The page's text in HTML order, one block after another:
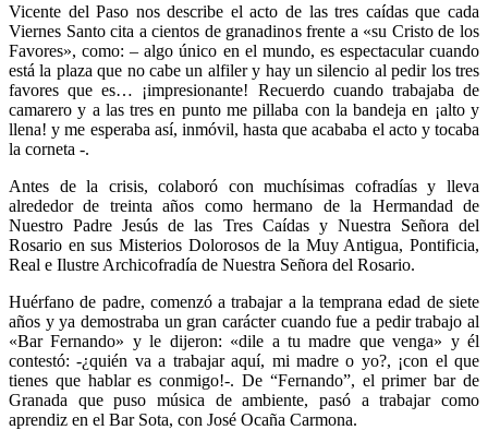
Vicente del Paso nos describe el acto de las tres caídas que cada
Viernes Santo cita a cientos de granadinos frente a «su Cristo de los
Favores», como: – algo único en el mundo, es espectacular cuando
está la plaza que no cabe un alfiler y hay un silencio al pedir los tres
favores que es… ¡impresionante! Recuerdo cuando trabajaba de
camarero y a las tres en punto me pillaba con la bandeja en ¡alto y
llena! y me esperaba así, inmóvil, hasta que acababa el acto y tocaba
la corneta -.
Antes de la crisis, colaboró con muchísimas cofradías y lleva
alrededor de treinta años como hermano de la Hermandad de
Nuestro Padre Jesús de las Tres Caídas y Nuestra Señora del
Rosario en sus Misterios Dolorosos de la Muy Antigua, Pontificia,
Real e Ilustre Archicofradía de Nuestra Señora del Rosario.
Huérfano de padre, comenzó a trabajar a la temprana edad de siete
años y ya demostraba un gran carácter cuando fue a pedir trabajo al
«Bar Fernando» y le dijeron: «dile a tu madre que venga» y él
contestó: -¿quién va a trabajar aquí, mi madre o yo?, ¡con el que
tienes que hablar es conmigo!-. De “Fernando”, el primer bar de
Granada que puso música de ambiente, pasó a trabajar como
aprendiz en el Bar Sota, con José Ocaña Carmona.